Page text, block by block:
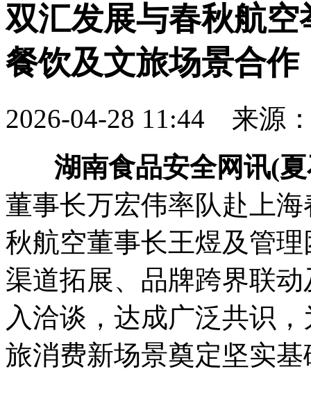
双汇发展与春秋航
餐饮及文旅场景合作
2026-04-28 11:44
来源
湖南食品安全网讯(
董事长万宏伟率队赴上
秋航空董事长王煜及管
渠道拓展、品牌跨界联
入洽谈，达成广泛共识
旅消费新场景奠定坚实基